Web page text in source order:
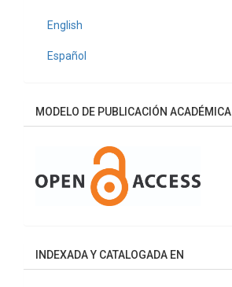
English
Español
MODELO DE PUBLICACIÓN ACADÉMICA
INDEXADA Y CATALOGADA EN